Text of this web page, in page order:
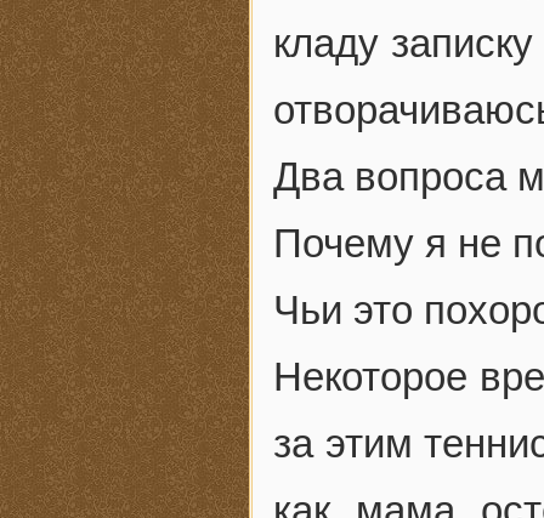
кладу
Два вопроса
Почему я не
Чьи это
Некоторое
за этим